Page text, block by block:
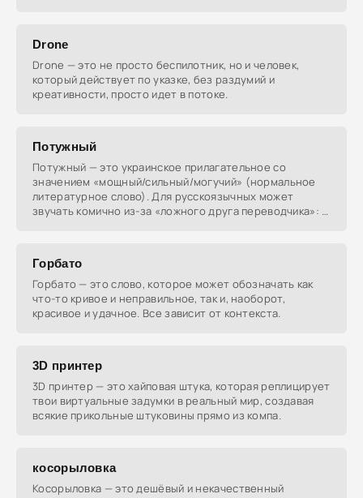
Drone
Drone — это не просто беспилотник, но и человек,
который действует по указке, без раздумий и
креативности, просто идет в потоке.
Потужный
Потужный — это украинское прилагательное со
значением «мощный/сильный/могучий» (нормальное
литературное слово). Для русскоязычных может
звучать комично из-за «ложного друга переводчика»: в
Горбато
Горбато — это слово, которое может обозначать как
что-то кривое и неправильное, так и, наоборот,
красивое и удачное. Все зависит от контекста.
3D принтер
3D принтер — это хайповая штука, которая реплицирует
твои виртуальные задумки в реальный мир, создавая
всякие прикольные штуковины прямо из компа.
косорыловка
Косорыловка — это дешёвый и некачественный